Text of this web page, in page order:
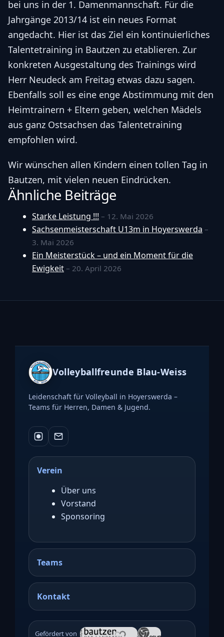
bei uns in der 1. Damenmannschaft. Für die
Jahrgänge 2013/14 ist ein neues Format
angedacht. Hier ist das Ziel ein kontinuierliches
Talentetraining in Bautzen zu etablieren. Zur
konkreten Ausgestaltung des Trainings wird
Herr Neudeck am Freitag etwas dazu sagen.
Ebenfalls soll es eine enge Abstimmung mit den
Heimtrainern + Eltern geben, welchen Mädels
aus ganz Ostsachsen das Talentetraining
empfohlen wird.
Wir wünschen allen Kindern einen tollen Tag in
Bautzen, mit vielen neuen Eindrücken.
Ähnliche Beiträge
Starke Leistung !!! – 12. Mai 2026
Sachsenmeisterschaft U13m in Hoyerswerda –
3. Mai 2026
Ein Meisterstück – und ein Moment für die
Ewigkeit – 20. April 2026
Volleyballfreunde Blau-Weiss
Leidenschaft für Volleyball in Hoyerswerda –
Teams für Herren, Damen & Jugend.
Verein
Über uns
Vorstand
Sponsoring
Teams
Kontakt
Gefördert von